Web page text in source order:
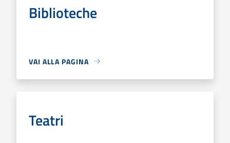
Biblioteche
VAI ALLA PAGINA
Teatri